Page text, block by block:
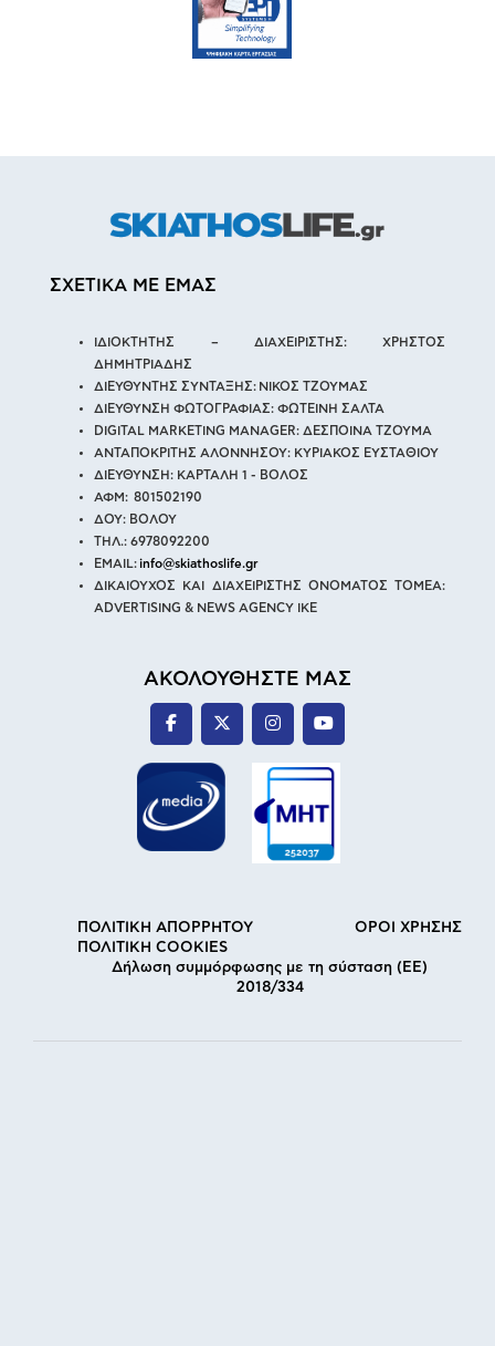
ΣΧΕΤΙΚΑ ΜΕ ΕΜΑΣ
ΙΔΙΟΚΤΗΤΗΣ – ΔΙΑΧΕΙΡΙΣΤΗΣ: ΧΡΗΣΤΟΣ
ΔΗΜΗΤΡΙΑΔΗΣ
ΔΙΕΥΘΥΝΤΗΣ ΣΥΝΤΑΞΗΣ: ΝΙΚΟΣ ΤΖΟΥΜΑΣ
ΔΙΕΥΘΥΝΣΗ ΦΩΤΟΓΡΑΦΙΑΣ: ΦΩΤΕΙΝΗ ΣΑΛΤΑ
DIGITAL MARKETING MANAGER: ΔΕΣΠΟΙΝΑ ΤΖΟΥΜΑ
ΑΝΤΑΠΟΚΡΙΤΗΣ ΑΛΟΝΝΗΣΟΥ: ΚΥΡΙΑΚΟΣ ΕΥΣΤΑΘΙΟΥ
ΔΙΕΥΘΥΝΣΗ: ΚΑΡΤΑΛΗ 1 - ΒΟΛΟΣ
ΑΦΜ: 801502190
ΔΟΥ: ΒΟΛΟΥ
ΤΗΛ.: 6978092200
EMAIL:info@skiathoslife.gr
ΔΙΚΑΙΟΥΧΟΣ ΚΑΙ ΔΙΑΧΕΙΡΙΣΤΗΣ ΟΝΟΜΑΤΟΣ ΤΟΜΕΑ:
ADVERTISING & NEWS AGENCY IKE
ΑΚΟΛΟΥΘΗΣΤΕ ΜΑΣ
ΠΟΛΙΤΙΚΗ ΑΠΟΡΡΗΤΟΥ
ΟΡΟΙ ΧΡΗΣΗΣ
ΠΟΛΙΤΙΚΗ COOKIES
Δήλωση συμμόρφωσης με τη σύσταση (ΕΕ)
2018/334